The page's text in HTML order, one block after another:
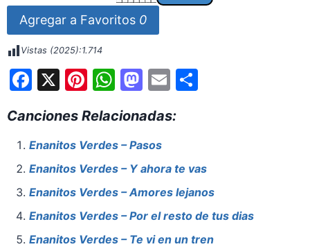
Agregar a Favoritos 0
Vistas (2025):1.714
F
c
e
b
o
o
k
X Pi
er
e
st
W
at
s
A
p
p
M
st
o
d
o
n
E
ai
S
Canciones Relacionadas:
Enanitos Verdes – Pasos
Enanitos Verdes – Y ahora te vas
Enanitos Verdes – Amores lejanos
Enanitos Verdes – Por el resto de tus dias
Enanitos Verdes – Te vi en un tren